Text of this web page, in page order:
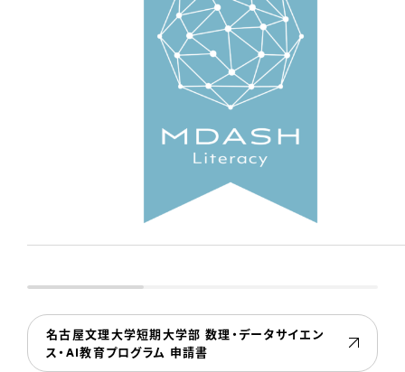
名古屋文理大学短期大学部 数理・データサイエン
ス・AI教育プログラム 申請書